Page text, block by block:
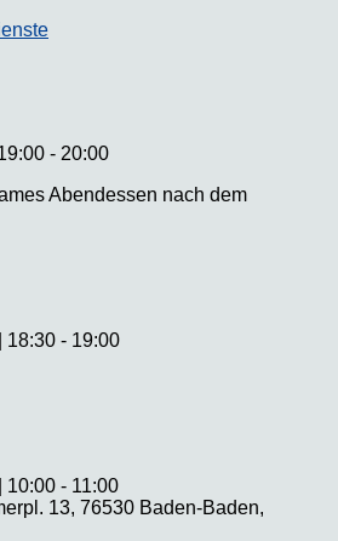
- 20:00
Abendessen nach dem
18:30 - 19:00
10:00 - 11:00
13, 76530 Baden-Baden,